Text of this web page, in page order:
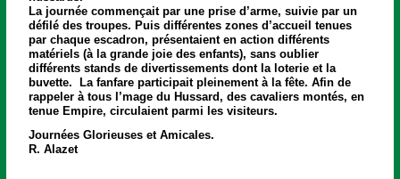
La journée commençait par une prise d’arme, suivie par un
défilé des troupes. Puis différentes zones d’accueil tenues
par chaque escadron, présentaient en action différents
matériels (à la grande joie des enfants), sans oublier
différents stands de divertissements dont la loterie et la
buvette. La fanfare participait pleinement à la fête. Afin de
rappeler à tous l’mage du Hussard, des cavaliers montés, en
tenue Empire, circulaient parmi les visiteurs.
Journées Glorieuses et Amicales.
R. Alazet